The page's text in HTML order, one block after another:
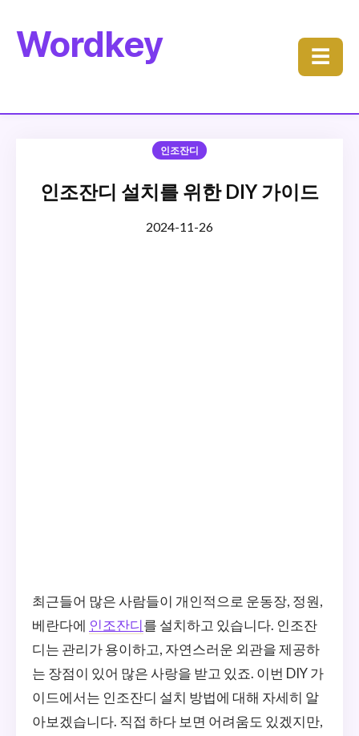
Wordkey ☰
인조잔디
인조잔디 설치를 위한 DIY 가이드
2024-11-26
최근들어 많은 사람들이 개인적으로 운동장, 정원,
베란다에 인조잔디를 설치하고 있습니다. 인조잔
디는 관리가 용이하고, 자연스러운 외관을 제공하
는 장점이 있어 많은 사랑을 받고 있죠. 이번 DIY 가
이드에서는 인조잔디 설치 방법에 대해 자세히 알
아보겠습니다. 직접 하다 보면 어려움도 있겠지만,